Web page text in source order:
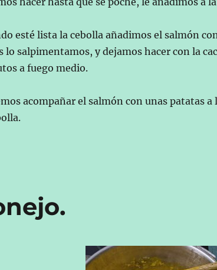
esté lista la cebolla añadimos el salmón
lo salpimentamos, y dejamos hacer con la
a fuego medio.
acompañar el salmón con unas patatas